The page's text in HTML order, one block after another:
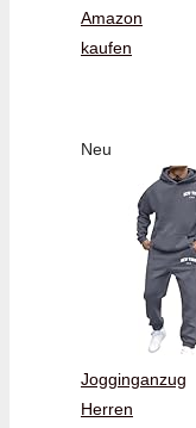
Amazon
kaufen
Neu
Jogginganzug
Herren